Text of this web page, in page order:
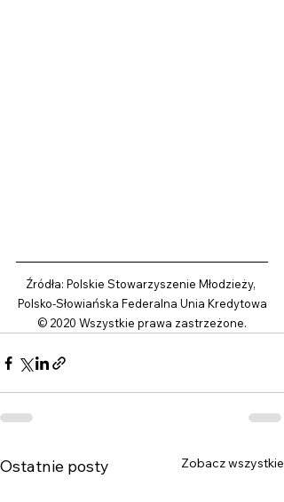
Źródła: Polskie Stowarzyszenie Młodzieży,
Polsko-Słowiańska Federalna Unia Kredytowa
© 2020 Wszystkie prawa zastrzeżone.
Ostatnie posty Zobacz wszystkie